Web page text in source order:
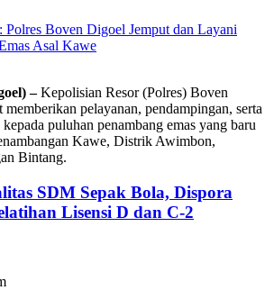
–Kepolisian Resor (Polres) Boven
pelayanan, pendampingan, serta
puluhan penambang emas yang baru
Kawe, Distrik Awimbon,
Bintang.
SDM Sepak Bola, Dispora
Lisensi D dan C-2